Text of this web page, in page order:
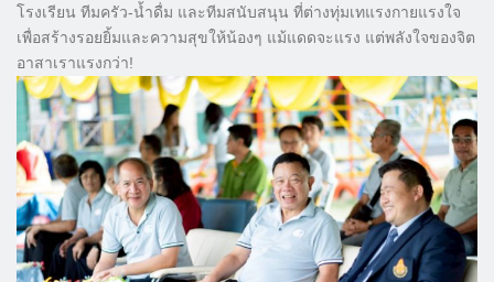
โรงเรียน ทีมครัว-น้ำดื่ม และทีมสนับสนุน ที่ต่างทุ่มเทแรงกายแรงใจ
เพื่อสร้างรอยยิ้มและความสุขให้น้องๆ แม้แดดจะแรง แต่พลังใจของจิต
อาสาเราแรงกว่า!